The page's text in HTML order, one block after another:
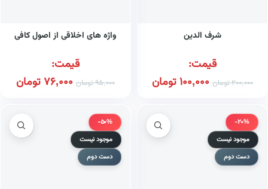
شرف الدین
قیمت:
200,000تومان 100,000تومان
واژه های اخلاقی از اصول کافی
قیمت:
95,000تومان 76,000تومان
-20%
موجود نیست
دست دوم
-50%
موجود نیست
دست دوم